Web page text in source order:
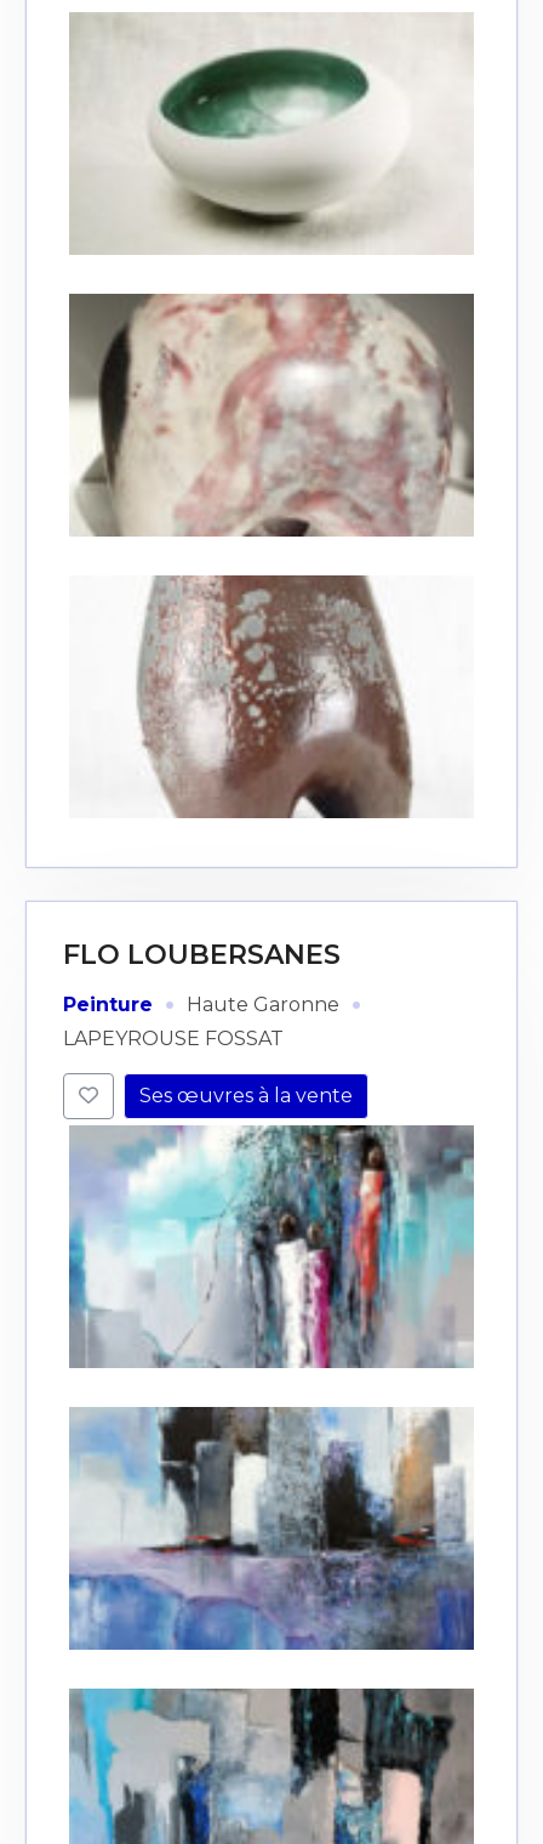
Nom
FLO LOUBERSANES
Peinture · Haute Garonne ·
LAPEYROUSE FOSSAT
Ses œuvres à la vente